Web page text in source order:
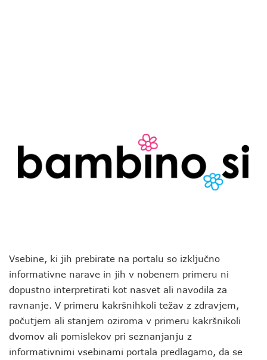
Vsebine, ki jih prebirate na portalu so izključno
informativne narave in jih v nobenem primeru ni
dopustno interpretirati kot nasvet ali navodila za
ravnanje. V primeru kakršnihkoli težav z zdravjem,
počutjem ali stanjem oziroma v primeru kakršnikoli
dvomov ali pomislekov pri seznanjanju z
informativnimi vsebinami portala predlagamo, da se